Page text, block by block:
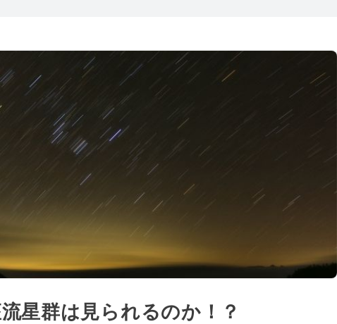
星群は見られるのか！？